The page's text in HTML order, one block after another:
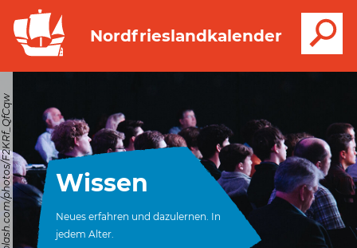
Nordfrieslandkalender
Wissen
Neues erfahren und dazulernen. In
jedem Alter.
© https://unsplash.com/photos/F2KRf_QfCqw